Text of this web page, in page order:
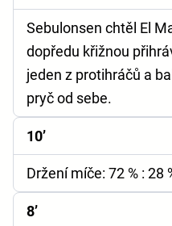
Sebulonsen chtěl El
dopředu křižnou
jeden z protihráčů a
pryč od sebe.
10’
Držení míče: 72 % : 28
8’